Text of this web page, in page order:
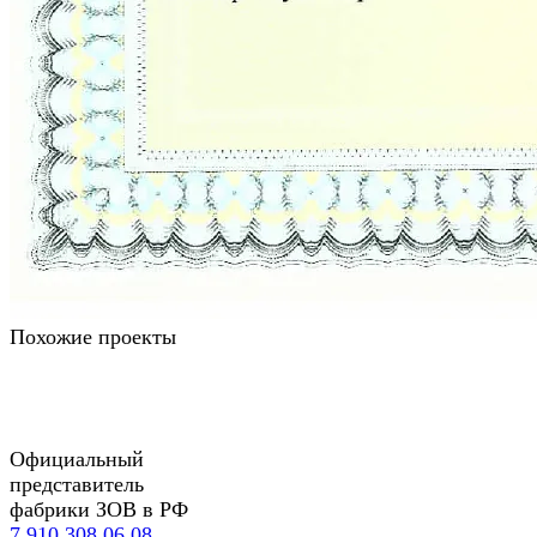
Похожие проекты
Официальный
представитель
фабрики ЗОВ в РФ